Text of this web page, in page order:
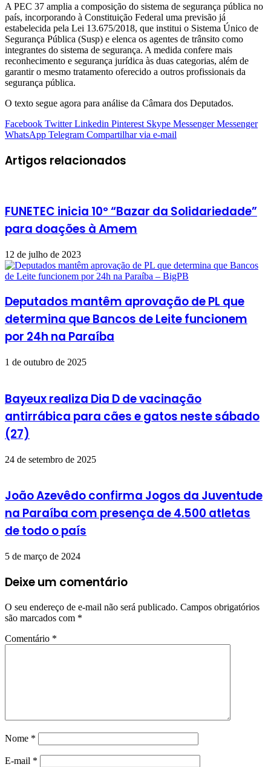
A PEC 37 amplia a composição do sistema de segurança pública no
país, incorporando à Constituição Federal uma previsão já
estabelecida pela Lei 13.675/2018, que institui o Sistema Único de
Segurança Pública (Susp) e elenca os agentes de trânsito como
integrantes do sistema de segurança. A medida confere mais
reconhecimento e segurança jurídica às duas categorias, além de
garantir o mesmo tratamento oferecido a outros profissionais da
segurança pública.
O texto segue agora para análise da Câmara dos Deputados.
Facebook Twitter Linkedin Pinterest Skype Messenger Messenger
WhatsApp Telegram Compartilhar via e-mail
Artigos relacionados
FUNETEC inicia 10º “Bazar da Solidariedade”
para doações à Amem
12 de julho de 2023
Deputados mantêm aprovação de PL que
determina que Bancos de Leite funcionem
por 24h na Paraíba
1 de outubro de 2025
Bayeux realiza Dia D de vacinação
antirrábica para cães e gatos neste sábado
(27)
24 de setembro de 2025
João Azevêdo confirma Jogos da Juventude
na Paraíba com presença de 4.500 atletas
de todo o país
5 de março de 2024
Deixe um comentário
O seu endereço de e-mail não será publicado. Campos obrigatórios
são marcados com *
Comentário *
Nome *
E-mail *